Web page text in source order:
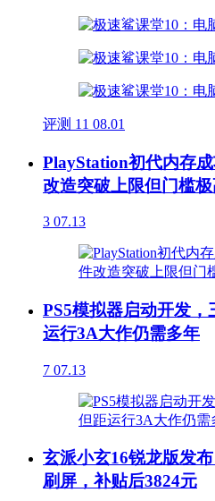
评测 11 08.01
PlayStation初代内存
改造突破上限但门槛
3 07.13
PS5模拟器启动开发
运行3A大作仍需多年
7 07.13
玄派小玄16锐龙版发
刷屏，补贴后3824元